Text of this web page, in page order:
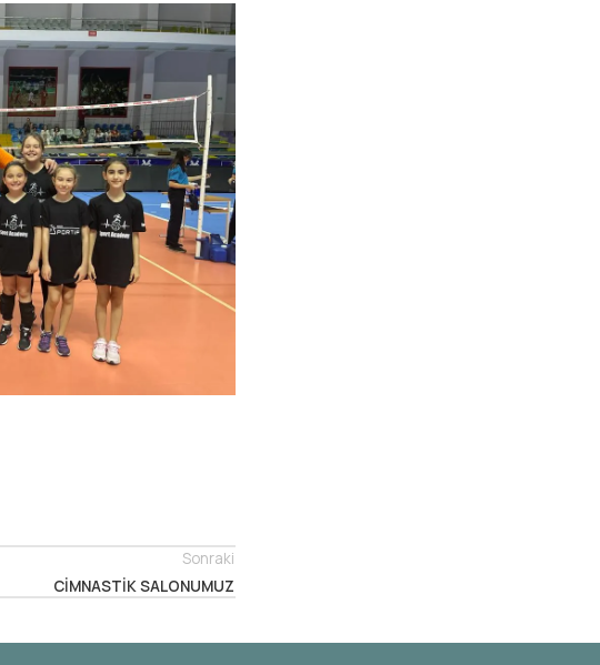
Sonraki
CİMNASTİK SALONUMUZ